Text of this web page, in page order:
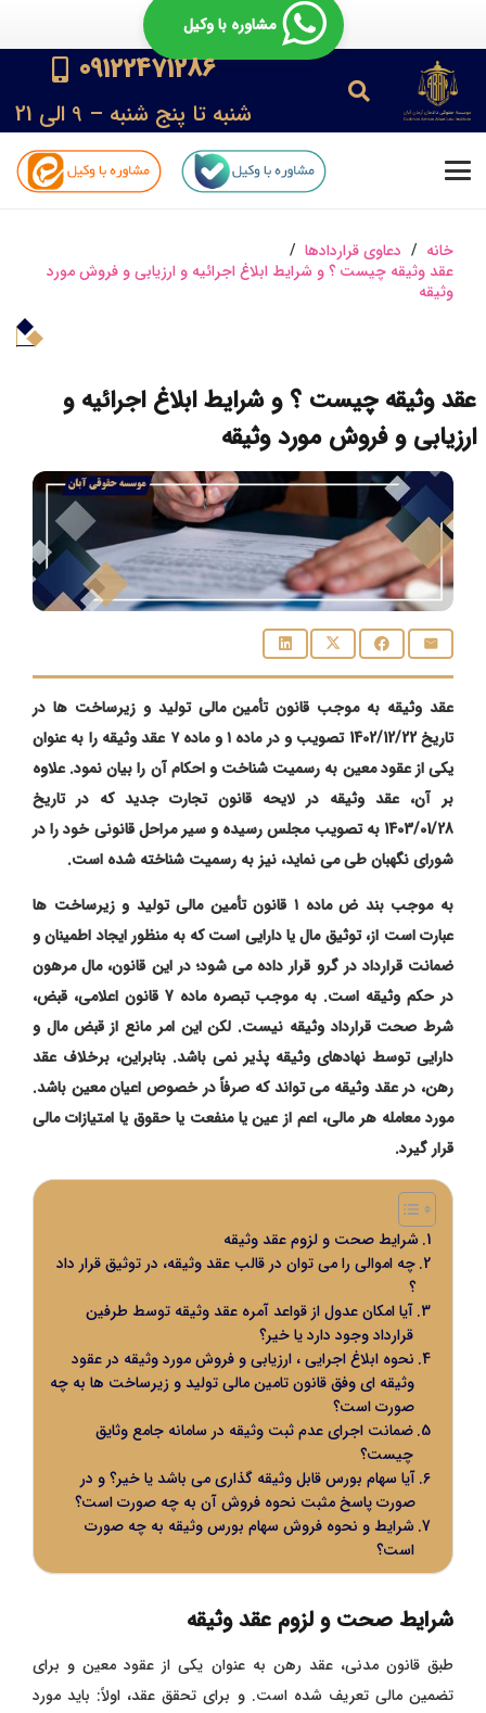
مشاوره با وکیل
09122471286
شنبه تا پنج شنبه – 9 الی 21
خانه / دعاوی قراردادها /
عقد وثیقه چیست ؟ و شرایط ابلاغ اجرائیه و ارزیابی و فروش مورد
وثیقه
عقد وثیقه چیست ؟ و شرایط ابلاغ اجرائیه و
ارزیابی و فروش مورد وثیقه
عقد وثیقه به موجب قانون تأمین مالی تولید و زیرساخت‌ ها در
تاریخ 1402/12/22 تصویب و در ماده ۱ و ماده ۷ عقد وثیقه را به عنوان
یکی از عقود معین به رسمیت شناخت و احکام آن را بیان نمود. علاوه
بر آن، عقد وثیقه در لایحه قانون تجارت جدید که در تاریخ
1403/01/28 به تصویب مجلس رسیده و سیر مراحل قانونی خود را در
شورای نگهبان طی می ‌نماید، نیز به رسمیت شناخته شده است.
به موجب بند ض ماده ۱ قانون تأمین مالی تولید و زیرساخت ‌ها
عبارت است از، توثیق مال یا دارایی است که به منظور ایجاد اطمینان و
ضمانت قرارداد در گرو قرار داده می ‌شود؛ در این قانون، مال مرهون
در حکم وثیقه است. به موجب تبصره ماده 7 قانون اعلامی، قبض،
شرط صحت قرارداد وثیقه نیست. لکن این امر مانع از قبض مال و
دارایی توسط نهادهای وثیقه ‌پذیر نمی ‌باشد. بنابراین، برخلاف عقد
رهن، در عقد وثیقه می ‌تواند که صرفاً در خصوص اعیان معین باشد.
مورد معامله هر مالی، اعم از عین یا منفعت یا حقوق یا امتیازات مالی
قرار گیرد.
شرایط صحت و لزوم عقد وثیقه
چه اموالی را می توان در قالب عقد وثیقه، در توثیق قرار داد
؟
آیا امکان عدول از قواعد آمره عقد وثیقه توسط طرفین
قرارداد وجود دارد یا خیر؟
نحوه ابلاغ اجرایی ، ارزیابی و فروش مورد وثیقه در عقود
وثیقه ای وفق قانون تامین مالی تولید و زیرساخت ها به چه
صورت است؟
ضمانت اجرای عدم ثبت وثیقه در سامانه جامع وثایق
چیست؟
آیا سهام بورس قابل وثیقه گذاری می باشد یا خیر؟ و در
صورت پاسخ مثبت نحوه فروش آن به چه صورت است؟
شرایط و نحوه فروش سهام بورس وثیقه به چه صورت
است؟
شرایط صحت و لزوم عقد وثیقه
طبق قانون مدنی، عقد رهن به عنوان یکی از عقود معین و برای
تضمین مالی تعریف شده است. و برای تحقق عقد، اولاً: باید مورد